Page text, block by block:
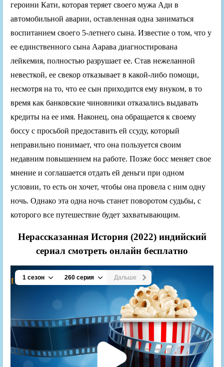
героини Кати, которая теряет своего мужа Ади в
автомобильной аварии, оставленная одна заниматься
воспитанием своего 5-летнего сына. Известие о том, что у
ее единственного сына Аарава диагностирована
лейкемия, полностью разрушает ее. Став нежеланной
невесткой, ее свекор отказывает в какой-либо помощи,
несмотря на то, что ее сын приходится ему внуком, в то
время как банковские чиновники отказались выдавать
кредиты на ее имя. Наконец, она обращается к своему
боссу с просьбой предоставить ей ссуду, который
неправильно понимает, что она пользуется своим
недавним повышением на работе. Позже босс меняет свое
мнение и соглашается отдать ей деньги при одном
условии, то есть он хочет, чтобы она провела с ним одну
ночь. Однако эта одна ночь станет поворотом судьбы, с
которого все путешествие будет захватывающим.
Нерассказанная История (2022) индийский
сериал смотреть онлайн бесплатно